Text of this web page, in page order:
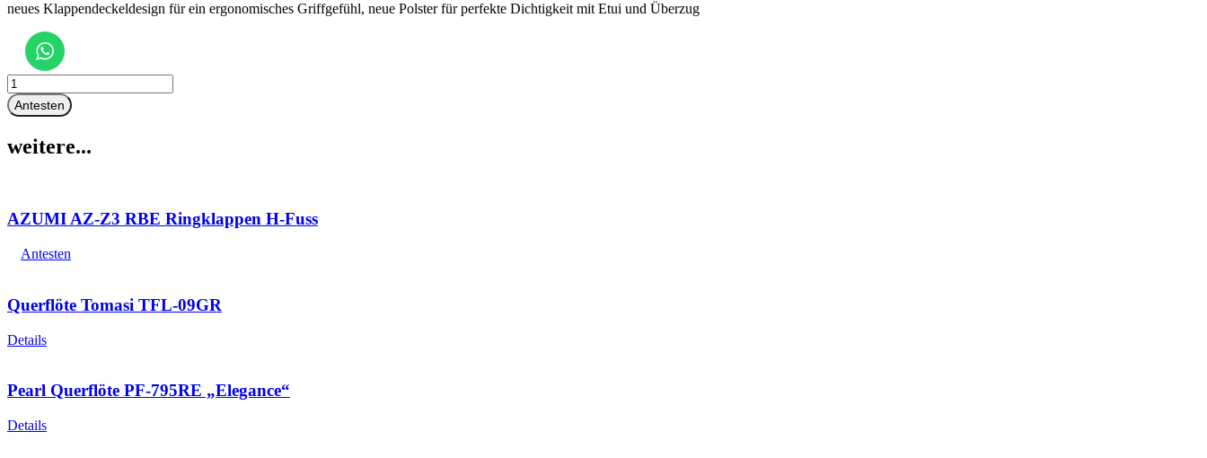
neues Klappendeckeldesign für ein ergonomisches Griffgefühl, neue Polster für perfekte Dichtigkeit mit Etui und Überzug
Yamaha
YFL
372
Neusilber
Antesten
weitere...
AZUMI AZ-Z3 RBE Ringklappen H-Fuss
Antesten
Querflöte Tomasi TFL-09GR
Details
Pearl Querflöte PF-795RE „Elegance“
Details